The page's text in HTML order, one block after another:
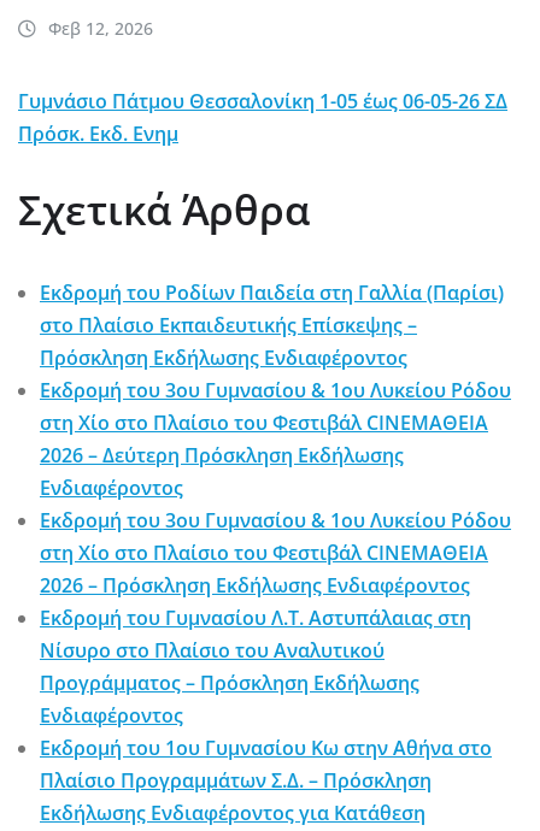
Φεβ 12, 2026
Γυμνάσιο Πάτμου Θεσσαλονίκη 1-05 έως 06-05-26 ΣΔ
Πρόσκ. Εκδ. Ενημ
Σχετικά Άρθρα
Εκδρομή του Ροδίων Παιδεία στη Γαλλία (Παρίσι)
στο Πλαίσιο Εκπαιδευτικής Επίσκεψης –
Πρόσκληση Εκδήλωσης Ενδιαφέροντος
Εκδρομή του 3ου Γυμνασίου & 1ου Λυκείου Ρόδου
στη Χίο στο Πλαίσιο του Φεστιβάλ CINEΜΑΘΕΙΑ
2026 – Δεύτερη Πρόσκληση Εκδήλωσης
Ενδιαφέροντος
Εκδρομή του 3ου Γυμνασίου & 1ου Λυκείου Ρόδου
στη Χίο στο Πλαίσιο του Φεστιβάλ CINEΜΑΘΕΙΑ
2026 – Πρόσκληση Εκδήλωσης Ενδιαφέροντος
Εκδρομή του Γυμνασίου Λ.Τ. Αστυπάλαιας στη
Νίσυρο στο Πλαίσιο του Αναλυτικού
Προγράμματος – Πρόσκληση Εκδήλωσης
Ενδιαφέροντος
Εκδρομή του 1ου Γυμνασίου Κω στην Αθήνα στο
Πλαίσιο Προγραμμάτων Σ.Δ. – Πρόσκληση
Εκδήλωσης Ενδιαφέροντος για Κατάθεση